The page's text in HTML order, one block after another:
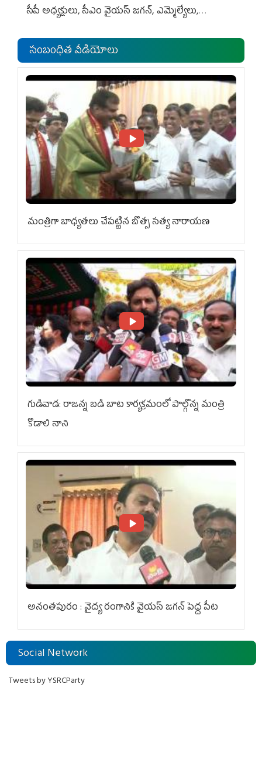
సీపీ అధ్య‌క్షులు, సీఎం వైయ‌స్ జ‌గ‌న్, ఎమ్మెల్యేలు,
సంబంధిత వీడియోలు
మంత్రిగా బాధ్యతలు చేపట్టిన బొత్స సత్య నారాయణ
గుడివాడ: రాజన్న బడి బాట కార్యక్రమంలో పాల్గొన్న మంత్రి
కొడాలి నాని
అనంతపురం : వైద్య రంగానికి వైయ‌స్ జ‌గ‌న్ పెద్ద పీట
Social Network
Tweets by YSRCParty